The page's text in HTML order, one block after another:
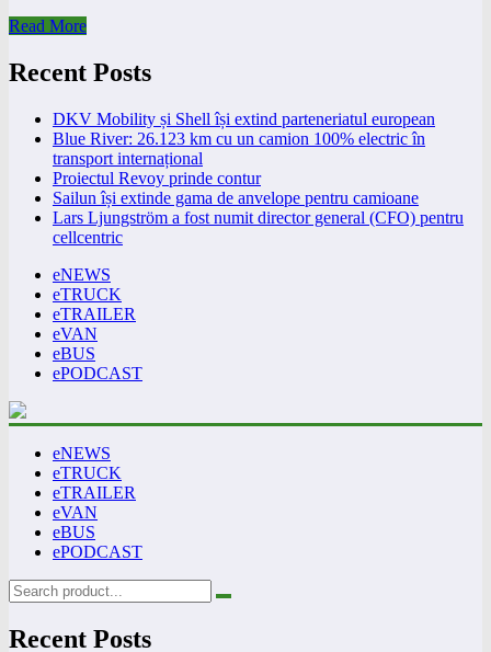
Read More
Recent Posts
DKV Mobility și Shell își extind parteneriatul european
Blue River: 26.123 km cu un camion 100% electric în
transport internațional
Proiectul Revoy prinde contur
Sailun își extinde gama de anvelope pentru camioane
Lars Ljungström a fost numit director general (CFO) pentru
cellcentric
eNEWS
eTRUCK
eTRAILER
eVAN
eBUS
ePODCAST
eNEWS
eTRUCK
eTRAILER
eVAN
eBUS
ePODCAST
Recent Posts